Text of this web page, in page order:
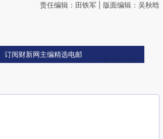
责任编辑：田铁军 | 版面编辑：吴秋晗
订阅财新网主编精选电邮